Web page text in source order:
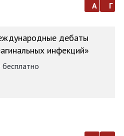
а г
дебаты
инфекций»